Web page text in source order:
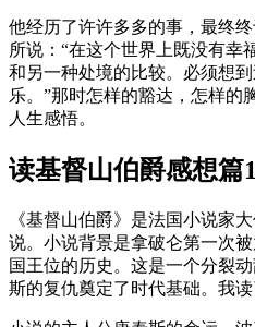
他经历了许许多多的事，最终
所说：“在这个世界上既没有幸
和另一种处境的比较。必须想
乐。”那时怎样的豁达，怎样的
人生感悟。
读基督山伯爵感想篇
《基督山伯爵》是法国小说家
说。小说背景是拿破仑第一次
国王位的历史。这是一个分裂
斯的复仇奠定了时代基础。我读